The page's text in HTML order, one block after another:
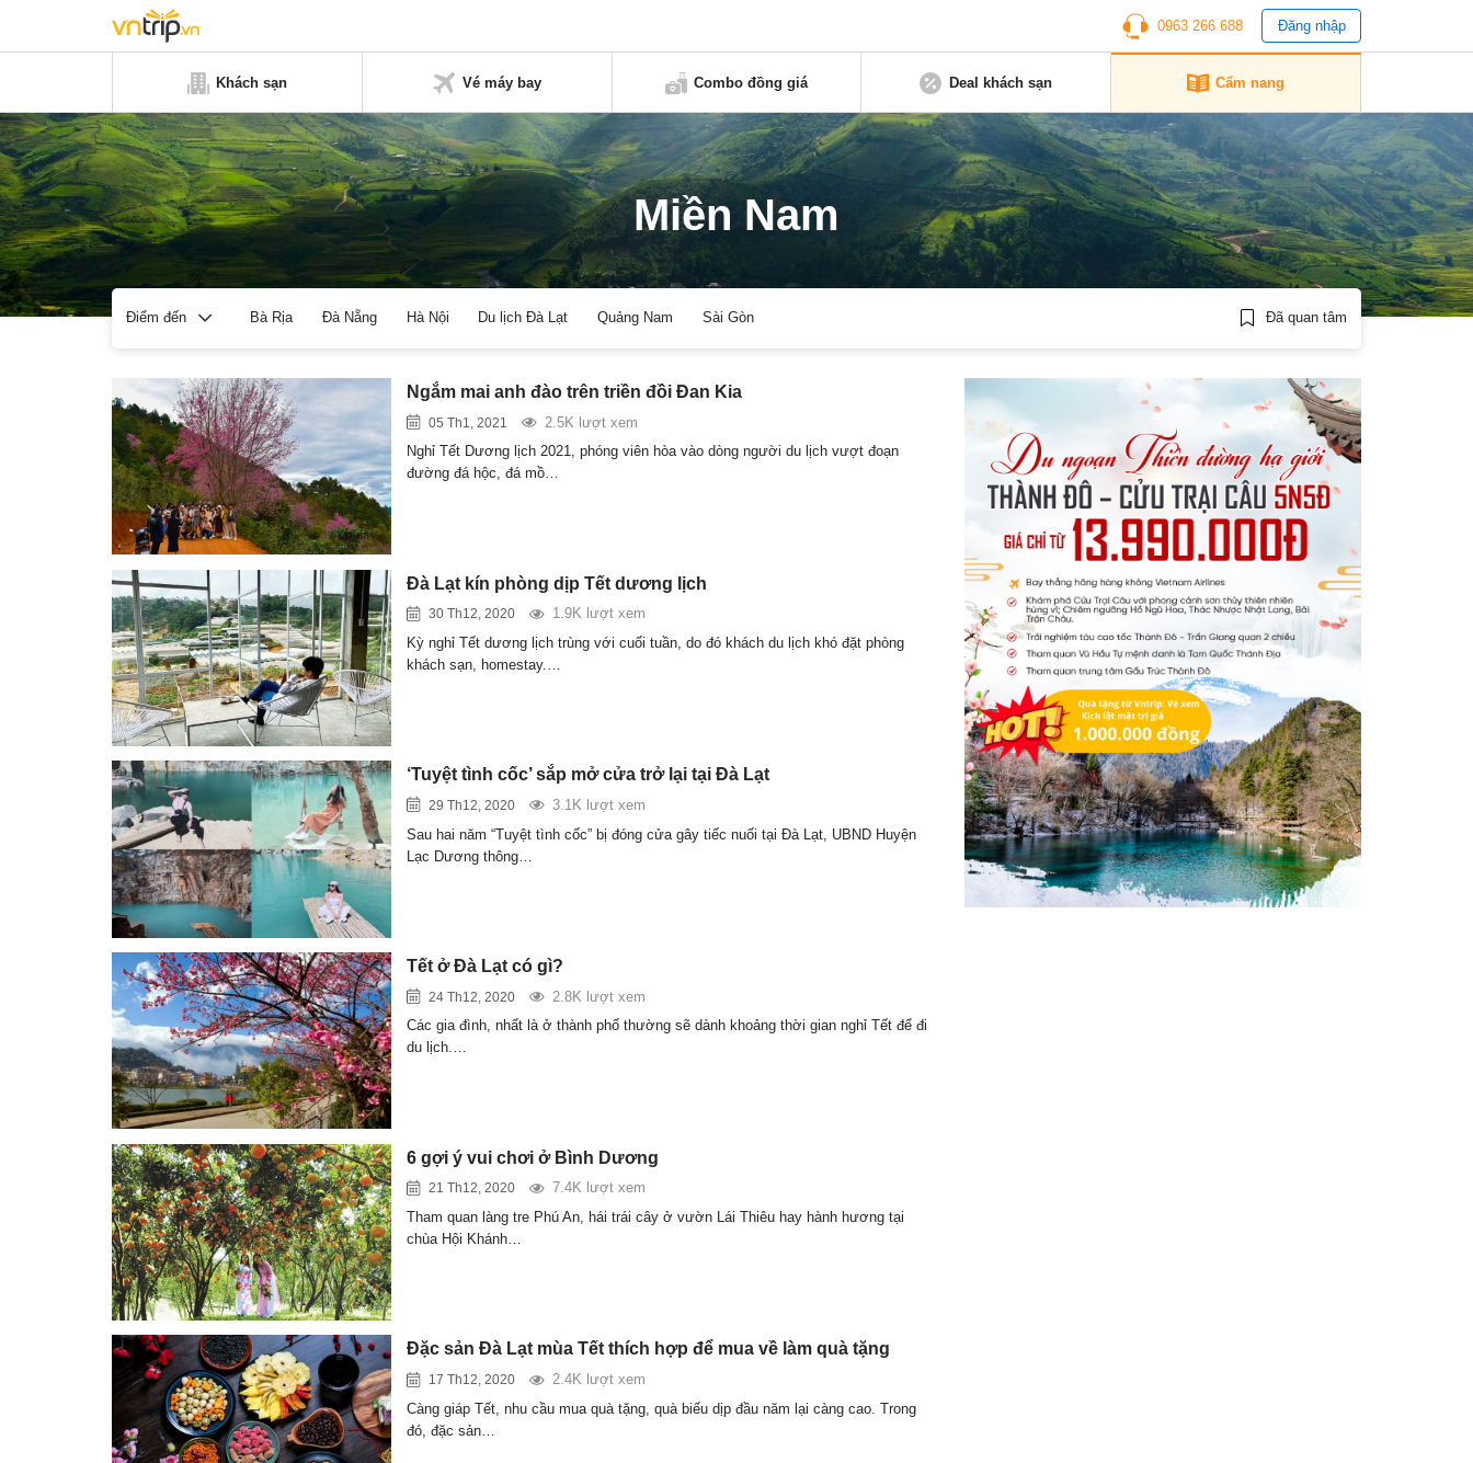
0963 266 688 Đăng nhập
Khách sạn Vé máy bay Combo đồng giá Deal khách sạn Cẩm nang
Miền Nam
Điểm đến Bà Rịa Đà Nẵng Hà Nội Du lịch Đà Lạt Quảng Nam Sài Gòn Đã quan tâm
Ngắm mai anh đào trên triền đồi Đan Kia
05 Th1, 2021
2.5K lượt xem
Nghỉ Tết Dương lịch 2021, phóng viên hòa vào dòng người du lịch vượt đoạn
đường đá hộc, đá mồ…
Đà Lạt kín phòng dịp Tết dương lịch
30 Th12, 2020
1.9K lượt xem
Kỳ nghỉ Tết dương lịch trùng với cuối tuần, do đó khách du lịch khó đặt phòng
khách sạn, homestay.…
‘Tuyệt tình cốc’ sắp mở cửa trở lại tại Đà Lạt
29 Th12, 2020
3.1K lượt xem
Sau hai năm “Tuyệt tình cốc” bị đóng cửa gây tiếc nuối tại Đà Lạt, UBND Huyện
Lạc Dương thông…
Tết ở Đà Lạt có gì?
24 Th12, 2020
2.8K lượt xem
Các gia đình, nhất là ở thành phố thường sẽ dành khoảng thời gian nghỉ Tết để đi
du lịch.…
6 gợi ý vui chơi ở Bình Dương
21 Th12, 2020
7.4K lượt xem
Tham quan làng tre Phú An, hái trái cây ở vườn Lái Thiêu hay hành hương tại
chùa Hội Khánh…
Đặc sản Đà Lạt mùa Tết thích hợp để mua về làm quà tặng
17 Th12, 2020
2.4K lượt xem
Càng giáp Tết, nhu cầu mua quà tặng, quà biếu dịp đầu năm lại càng cao. Trong
đó, đặc sản…